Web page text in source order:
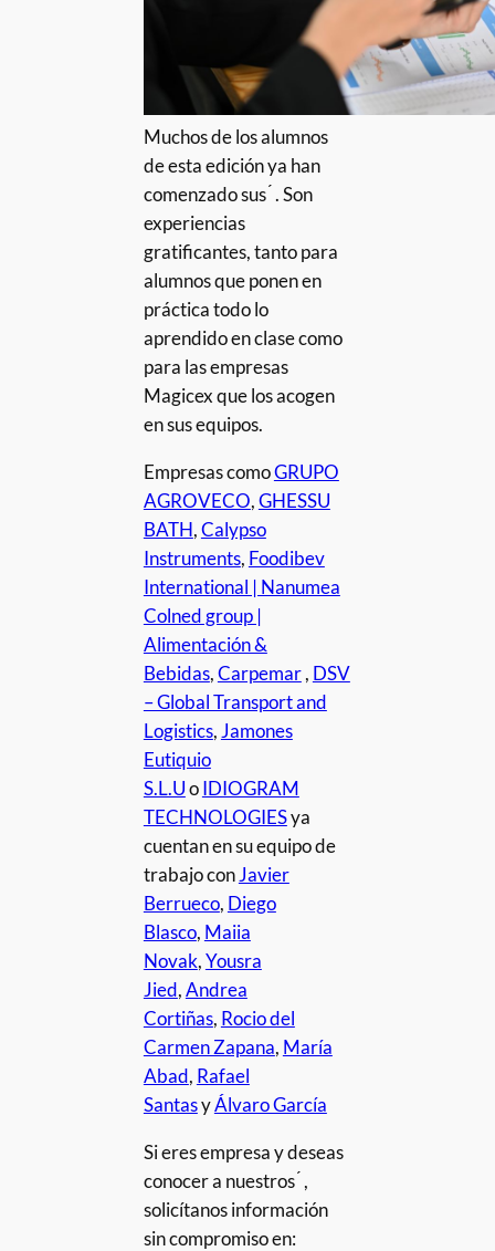
Muchos de los alumnos
de esta edición ya han
comenzado sus ́ . Son
experiencias
gratificantes, tanto para
alumnos que ponen en
práctica todo lo
aprendido en clase como
para las empresas
Magicex que los acogen
en sus equipos.
Empresas comoGRUPO
AGROVECO,GHESSU
BATH,Calypso
Instruments, Foodibev
International | Nanumea
Colned group |
Alimentación &
Bebidas,Carpemar, DSV
– Global Transport and
Logistics, Jamones
Eutiquio
S.L.UoIDIOGRAM
TECHNOLOGIESya
cuentan en su equipo de
trabajo conJavier
Berrueco, Diego
Blasco, Maiia
Novak,Yousra
Jied,Andrea
Cortiñas, Rocio del
Carmen Zapana, María
Abad, Rafael
SantasyÁlvaro García
Si eres empresa y deseas
conocer a nuestros ́ ,
solicítanos información
sin compromiso en: